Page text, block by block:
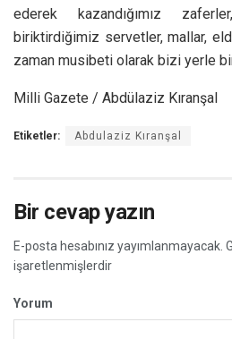
ederek kazandığımız
biriktirdiğimiz servetler, mallar,
zaman musibeti olarak bizi yerle
Milli Gazete / Abdülaziz Kıranşal
Etiketler: Abdulaziz Kıranşal
Bir cevap yazın
E-posta hesabınız yayımlanmayacak.
işaretlenmişlerdir
Yorum